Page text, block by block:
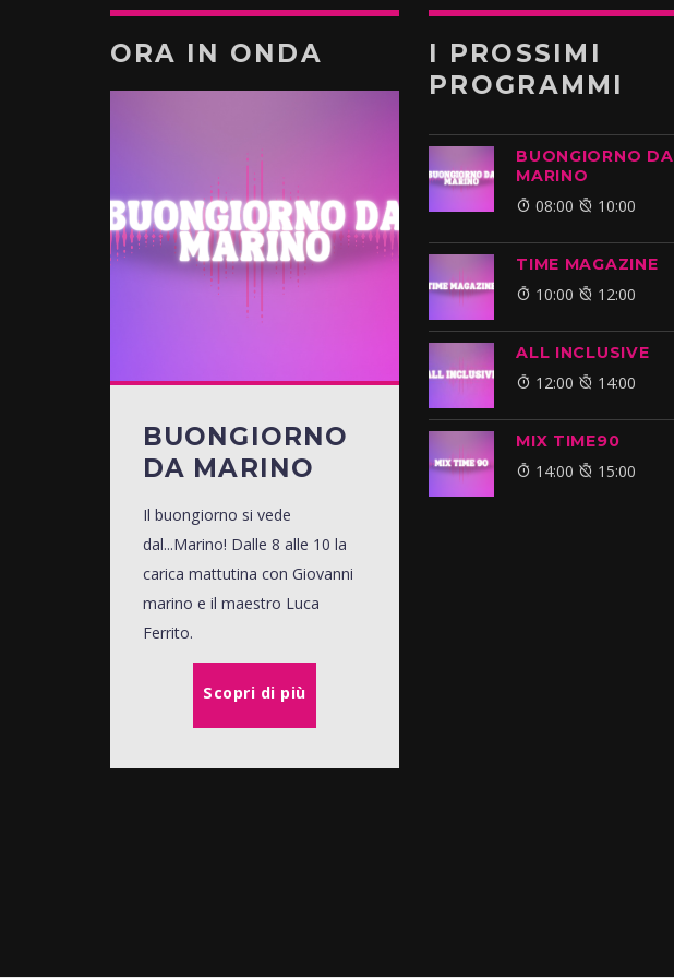
ORA IN ONDA
BUONGIORNO
DA MARINO
Il buongiorno si vede
dal...Marino! Dalle 8 alle 10 la
carica mattutina con Giovanni
marino e il maestro Luca
Ferrito.
Scopri di più
I PROSSIMI
PROGRAMMI
BUONGIORNO DA
MARINO
08:00 10:00
TIME MAGAZINE
10:00 12:00
ALL INCLUSIVE
12:00 14:00
MIX TIME90
14:00 15:00